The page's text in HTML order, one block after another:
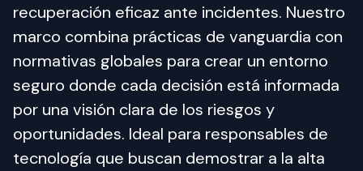
recuperación eficaz ante incidentes. Nuestro
marco combina prácticas de vanguardia con
normativas globales para crear un entorno
seguro donde cada decisión está informada
por una visión clara de los riesgos y
oportunidades. Ideal para responsables de
tecnología que buscan demostrar a la alta